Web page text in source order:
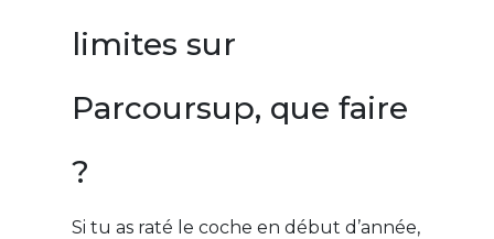
limites sur
Parcoursup, que faire
?
Si tu as raté le coche en début d’année,